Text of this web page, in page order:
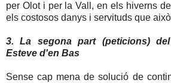
per Olot i per la Vall, en els hiverns
els costosos danys i servituds que
3. La segona part (peticions)
Esteve d'en Bas
Sense cap mena de solució de